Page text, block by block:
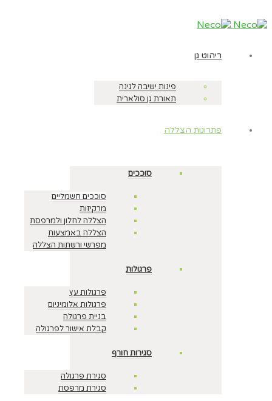
ריהוט גן
פינות ישיבה לגינה
תאורת גן סולארית
פתרונות הצללה
סוככים
סוככים חשמליים
מרקיזות
הצללה לחלון ולמרפסת
הצללה באמצעות
מפרשי ורשתות הצללה
פרגולות
פרגולות עץ
פרגולות אלומיניום
בניית פרגולה
קבלת אישור לפרגולה
סגירות חורף
סגירת פרגולה
סגירת מרפסת